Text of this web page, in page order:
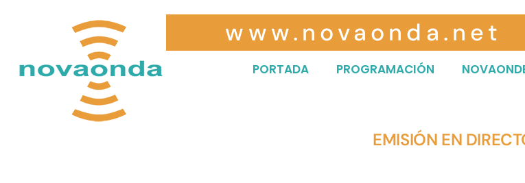
www.novaonda.net
PORTADA PROGRAMACIÓN
EMISIÓN EN